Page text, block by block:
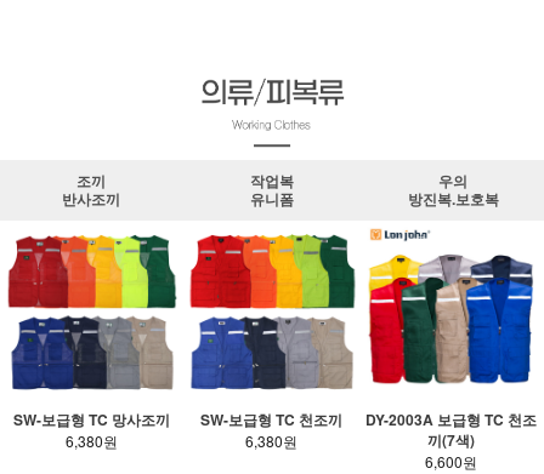
조끼
반사조끼
작업복
유니폼
우의
방진복.보호복
SW-보급형 TC 망사조끼
6,380원
SW-보급형 TC 천조끼
6,380원
DY-2003A 보급형 TC 천조
끼(7색)
6,600원